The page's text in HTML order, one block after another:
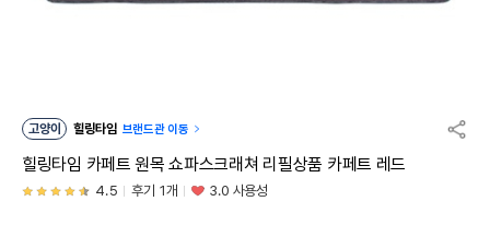
고양이 힐링타임 브랜드관 이동
힐링타임 카페트 원목 쇼파스크래쳐 리필상품 카페트 레드
4.5 후기 1개 3.0 사용성